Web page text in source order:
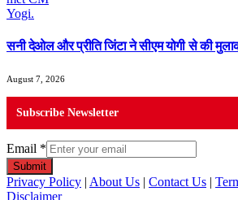
सनी देओल और प्रीति जिंटा ने सीएम योगी से की
August 7, 2026
Subscribe Newsletter
Email *
Submit
Privacy Policy | About Us | Contact Us |
Disclaimer